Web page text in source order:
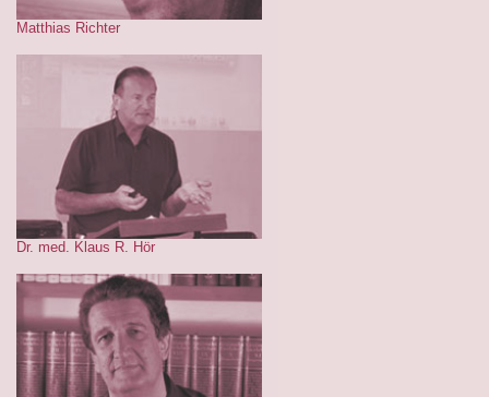
Matthias Richter
Dr. med. Klaus R. Hör